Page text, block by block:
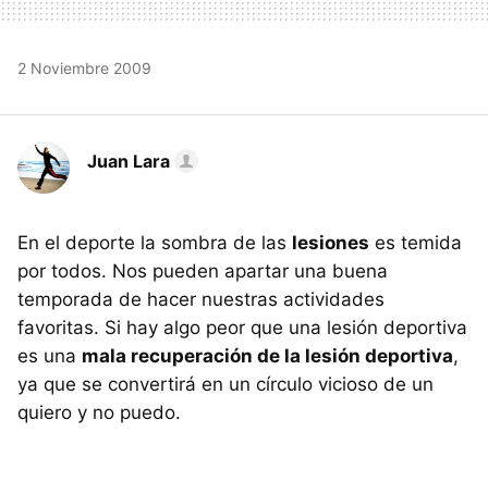
2 Noviembre 2009
Juan Lara
En el deporte la sombra de las lesiones es temida
por todos. Nos pueden apartar una buena
temporada de hacer nuestras actividades
favoritas. Si hay algo peor que una lesión deportiva
es una mala recuperación de la lesión deportiva,
ya que se convertirá en un círculo vicioso de un
quiero y no puedo.